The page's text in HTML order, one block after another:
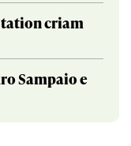
criam
Sampaio e